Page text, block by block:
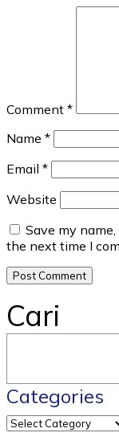
Comment *
Name *
Email *
Website
Save my
the next time I
Cari
Categories